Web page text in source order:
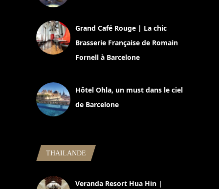
Grand Café Rouge | La chic
Brasserie Française de Romain
Fornell à Barcelone
Hôtel Ohla, un must dans le ciel
de Barcelone
THAILANDE
Veranda Resort Hua Hin |